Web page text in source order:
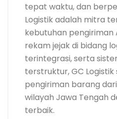
tepat waktu, dan
Logistik adalah mitra
kebutuhan pengiriman
rekam jejak di bidang
terintegrasi, serta
terstruktur, GC
pengiriman barang
wilayah Jawa Tengah
terbaik.